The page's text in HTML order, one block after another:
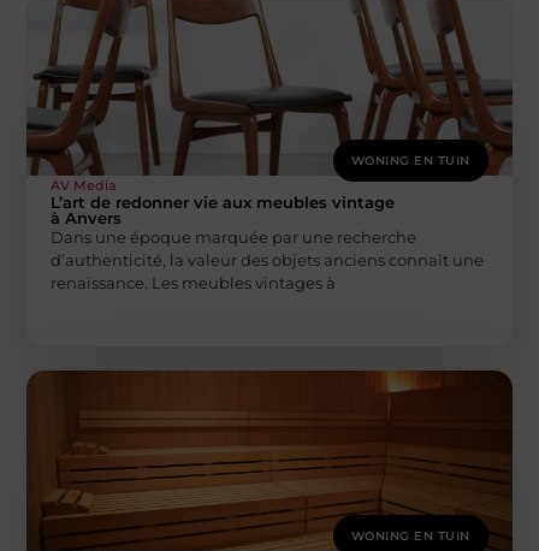
WONING EN TUIN
AV Media
L’art de redonner vie aux meubles vintage
à Anvers
Dans une époque marquée par une recherche
d’authenticité, la valeur des objets anciens connaît une
renaissance. Les meubles vintages à
WONING EN TUIN